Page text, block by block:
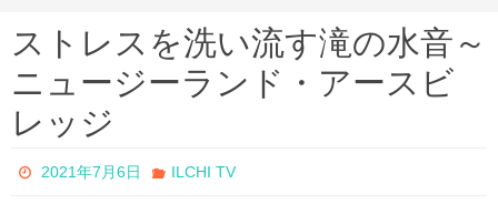
ム
ストレスを洗い流す滝の水音～
ニュージーランド・アースビ
レッジ
2021年7月6日 ILCHI TV